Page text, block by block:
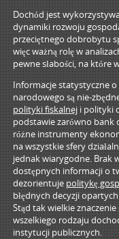
Dochód jest
dynamiki rozwoju
przeciętnego dobrobytu
więc ważną rolę w
pewne słabości, na które
Informacje statystyczne
narodowego są nie-
polityki fiskalneji polityki
podstawie zarówno bank
różne instrumenty
na wszystkie sfery
jednak wiarygodne. Brak
dostępnych informacji o
dezorientuje politykę
błędnych decyzji
Stąd tak wielkie
wszelkiego rodzaju
instytucji publicznych.